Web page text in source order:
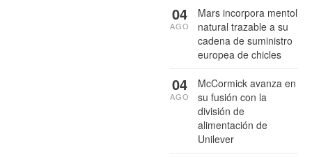
Mars incorpora mentol
natural trazable a su
cadena de suministro
europea de chicles
04
AGO
McCormick avanza en
su fusión con la
división de
alimentación de
Unilever
04
AGO